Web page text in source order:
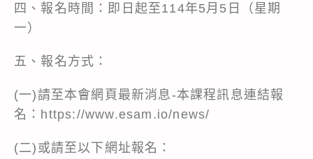
四、報名時間：即日起至114年5月5日（星期
一）
五、報名方式：
(一)請至本會網頁最新消息-本課程訊息連結報
名：https://www.esam.io/news/
(二)或請至以下網址報名：